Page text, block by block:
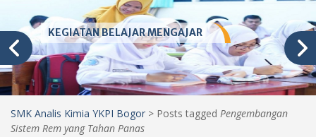
KEGIATAN BELAJAR MENGAJAR
SMK Analis Kimia YKPI Bogor > Posts tagged Pengembangan
Sistem Rem yang Tahan Panas